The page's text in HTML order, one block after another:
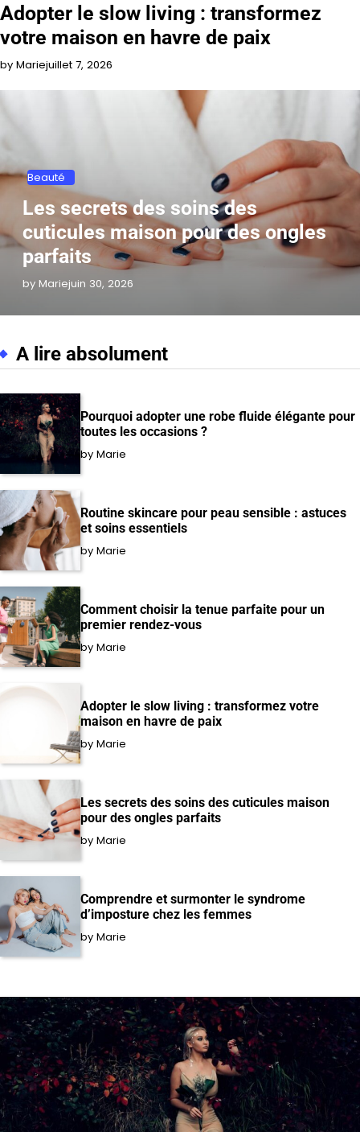
Adopter le slow living : transformez
votre maison en havre de paix
by Mariejuillet 7, 2026
Beauté
Les secrets des soins des
cuticules maison pour des ongles
parfaits
by Mariejuin 30, 2026
A lire absolument
Pourquoi adopter une robe fluide élégante pour
toutes les occasions ?
by Marie
Routine skincare pour peau sensible : astuces
et soins essentiels
by Marie
Comment choisir la tenue parfaite pour un
premier rendez-vous
by Marie
Adopter le slow living : transformez votre
maison en havre de paix
by Marie
Les secrets des soins des cuticules maison
pour des ongles parfaits
by Marie
Comprendre et surmonter le syndrome
d’imposture chez les femmes
by Marie